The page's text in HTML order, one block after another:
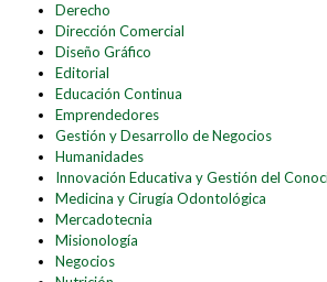
Derecho
Dirección Comercial
Diseño Gráfico
Editorial
Educación Continua
Emprendedores
Gestión y Desarrollo de Negocios
Humanidades
Innovación Educativa y Gestión del
Medicina y Cirugía Odontológica
Mercadotecnia
Misionología
Negocios